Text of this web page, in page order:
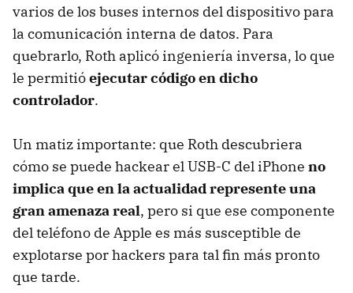
varios de los buses internos del dispositivo para
la comunicación interna de datos. Para
quebrarlo, Roth aplicó ingeniería inversa, lo que
le permitióejecutar código en dicho
controlador.
Un matiz importante: que Roth descubriera
cómo se puede hackear el USB-C del iPhone no
implica que en la actualidad represente una
gran amenaza real, pero si que ese componente
del teléfono de Apple es más susceptible de
explotarse por hackers para tal fin más pronto
que tarde.